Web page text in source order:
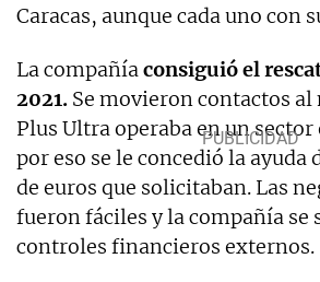
Caracas, aunque cada uno con
La compañíaconsiguió el
2021. Se movieron contactos
Plus Ultra operaba en un
por eso se le concedió la ayuda
de euros que solicitaban. Las
fueron fáciles y la compañía se
controles financieros externos.